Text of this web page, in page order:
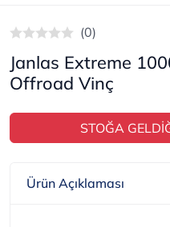
(0)
Janlas Extreme
Offroad Vinç
STOĞA
Ürün Açıklaması